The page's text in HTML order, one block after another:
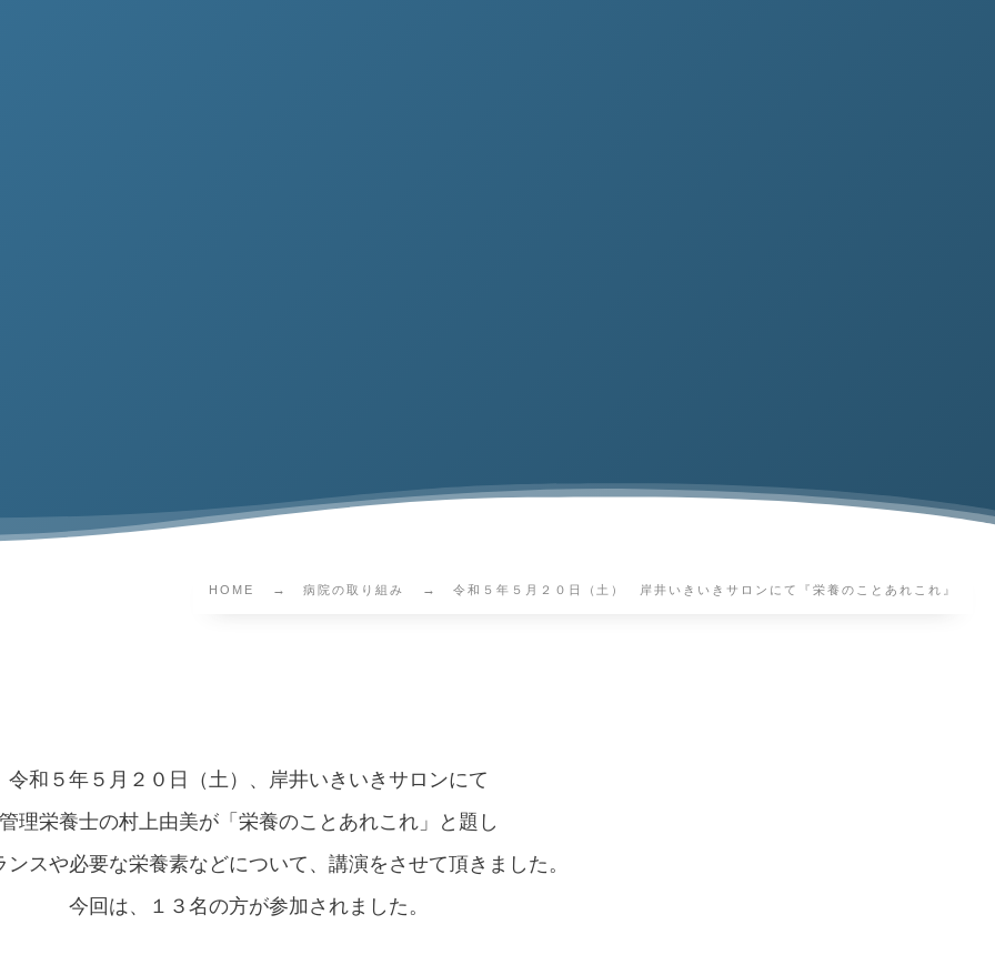
HOME 病院の取り組み 令和５年５月２０日（土） 岸井いきいきサロンにて『栄養のことあれこれ』
令和５年５月２０日（土）、岸井いきいきサロンにて
管理栄養士の村上由美が「栄養のことあれこれ」と題し
ンスや必要な栄養素などについて、講演をさせて頂きました。
今回は、１３名の方が参加されました。